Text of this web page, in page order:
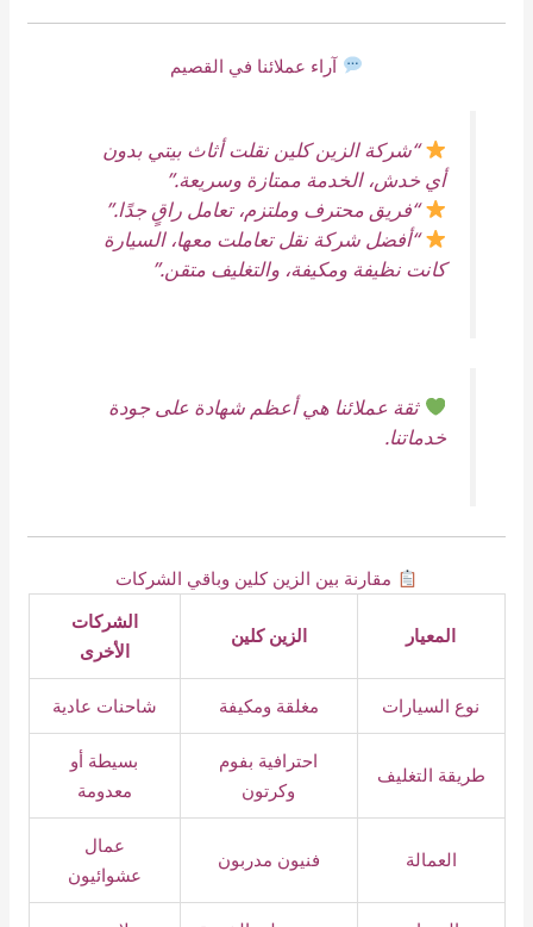
آراء عملائنا في القصيم
“شركة الزين كلين نقلت أثاث بيتي بدون
أي خدش، الخدمة ممتازة وسريعة.”
“فريق محترف وملتزم، تعامل راقٍ جدًا.”
“أفضل شركة نقل تعاملت معها، السيارة
كانت نظيفة ومكيفة، والتغليف متقن.”
ثقة عملائنا هي أعظم شهادة على جودة
خدماتنا.
مقارنة بين الزين كلين وباقي الشركات
المعيار الزين كلين
الشركات
الأخرى
نوع السيارات مغلقة ومكيفة شاحنات عادية
طريقة التغليف
احترافية بفوم
وكرتون
بسيطة أو
معدومة
العمالة فنيون مدربون
عمال
عشوائيون